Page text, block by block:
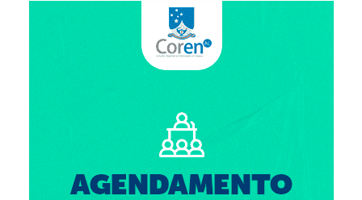
Procedimento para registro
Valores dos serviços
Reserva de auditório
Notícias